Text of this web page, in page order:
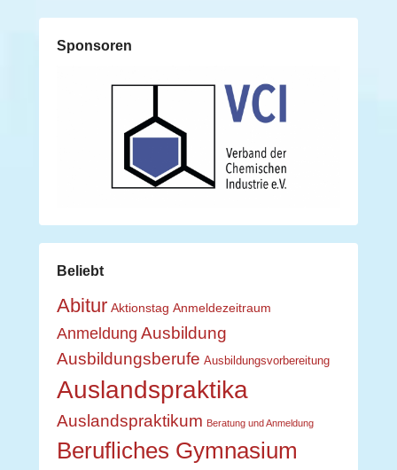
Sponsoren
Beliebt
Abitur Aktionstag Anmeldezeitraum
Anmeldung Ausbildung
Ausbildungsberufe Ausbildungsvorbereitung
Auslandspraktika
Auslandspraktikum Beratung und Anmeldung
Berufliches Gymnasium